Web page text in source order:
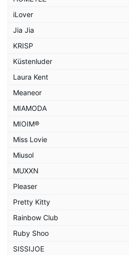
iLover
Jia Jia
KRISP
Küstenluder
Laura Kent
Meaneor
MIAMODA
MIOIM®
Miss Lovie
Miusol
MUXXN
Pleaser
Pretty Kitty
Rainbow Club
Ruby Shoo
SISSIJOE